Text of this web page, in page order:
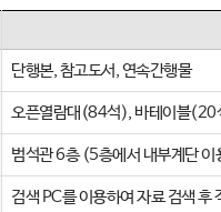
단행본, 참고도서, 연속간행물
오픈열람대(84석), 바테이블(20
범석관 6층 (5층에서 내부계단 이
검색 PC를 이용하여 자료 검색 후